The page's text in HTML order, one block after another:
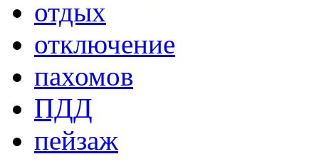
отдых
отключение
пахомов
ПДД
пейзаж